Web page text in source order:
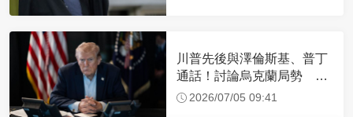
川普先後與澤倫斯基、普丁
通話！討論烏克蘭局勢 談
話內容曝光
2026/07/05 09:41